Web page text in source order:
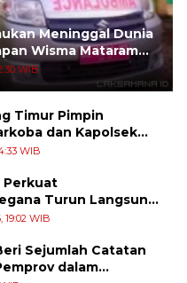
Meninggal Dunia
Wisma Mataram
WIB
Timur Pimpin
dan Kapolsek
WIB
Perkuat
Turun Langsung
dan Rumah
19:02 WIB
Sejumlah Catatan
dalam